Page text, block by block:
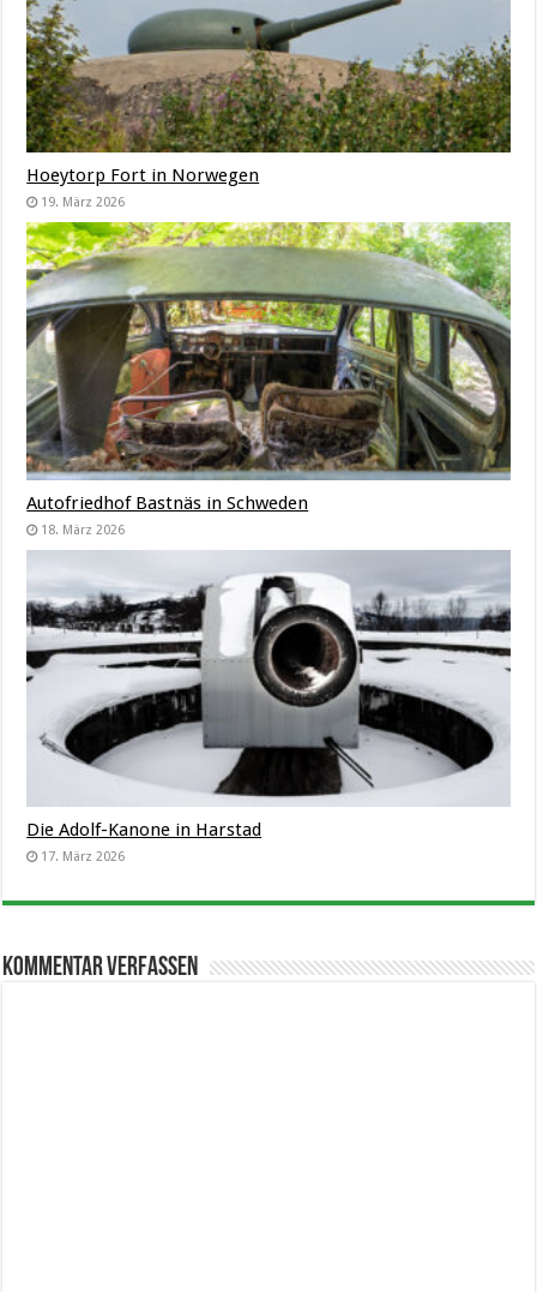
Hoeytorp Fort in Norwegen
19. März 2026
Autofriedhof Bastnäs in Schweden
18. März 2026
Die Adolf-Kanone in Harstad
17. März 2026
Kommentar verfassen